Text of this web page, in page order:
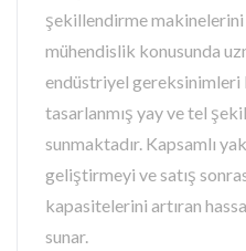
şekillendirme makinelerini
mühendislik konusunda
endüstriyel gereksinimleri
tasarlanmış yay ve tel
sunmaktadır. Kapsamlı
geliştirmeyi ve satış
kapasitelerini artıran
sunar.